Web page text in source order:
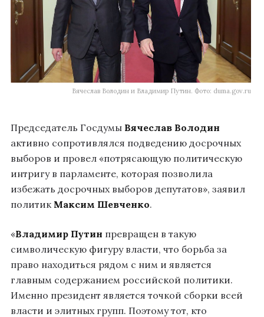
Вячеслав Володин и Владимир Путин. Фото: duma.gov.ru
Председатель Госдумы Вячеслав Володин
активно сопротивлялся подведению досрочных
выборов и провел «потрясающую политическую
интригу в парламенте, которая позволила
избежать досрочных выборов депутатов», заявил
политик Максим Шевченко.
«Владимир Путин превращен в такую
символическую фигуру власти, что борьба за
право находиться рядом с ним и является
главным содержанием российской политики.
Именно президент является точкой сборки всей
власти и элитных групп. Поэтому тот, кто